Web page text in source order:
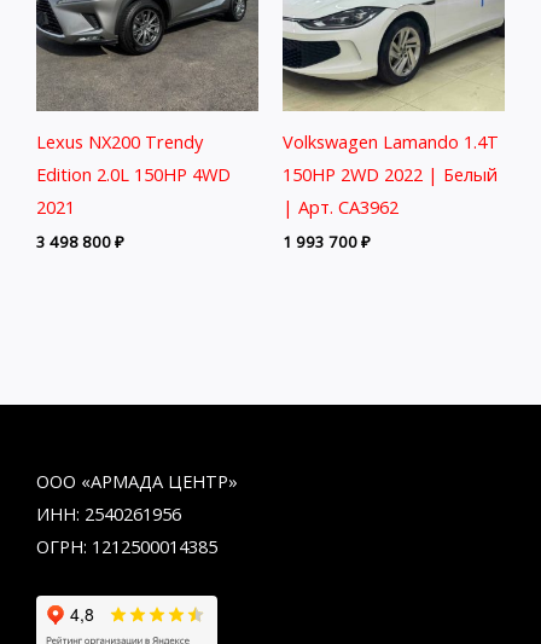
Lexus NX200 Trendy
Edition 2.0L 150HP 4WD
2021
3 498 800₽
Volkswagen Lamando 1.4T
150HP 2WD 2022 | Белый
| Арт. CA3962
1 993 700₽
ООО «АРМАДА ЦЕНТР»
ИНН: 2540261956
ОГРН: 1212500014385